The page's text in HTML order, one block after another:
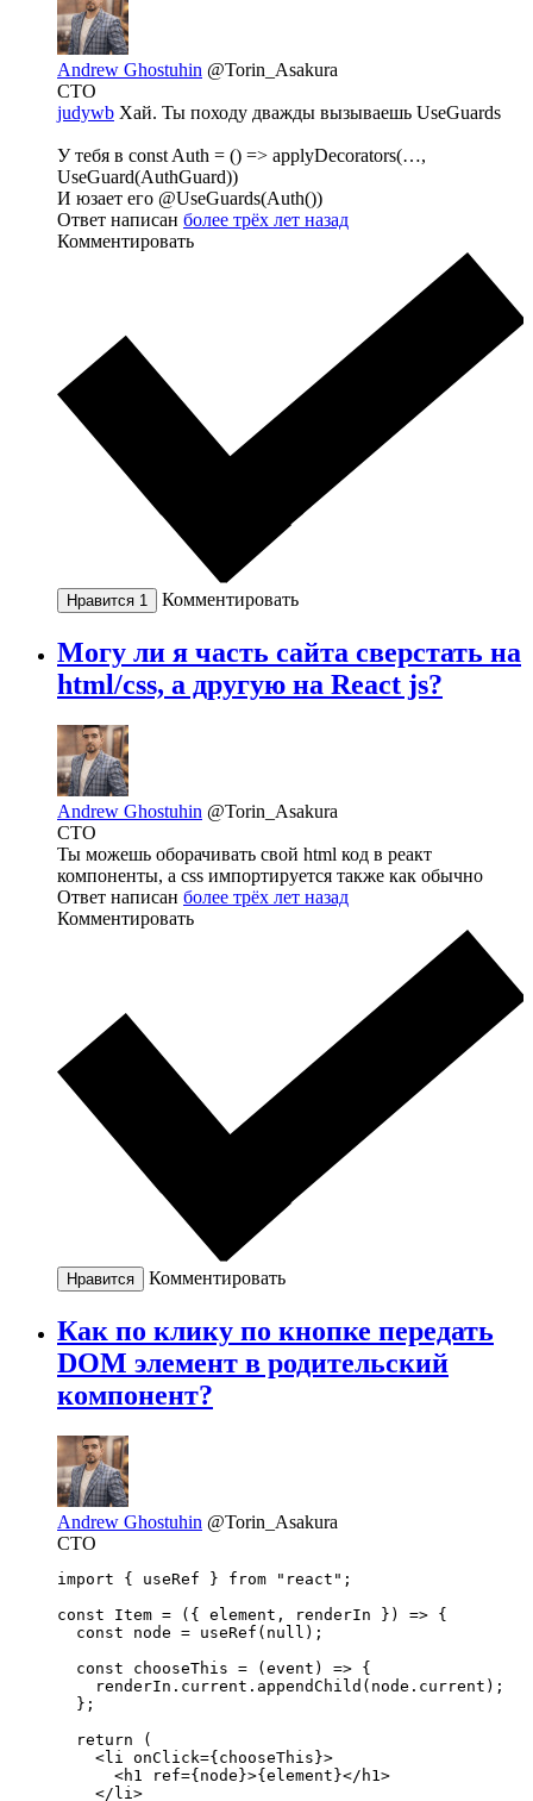
Andrew Ghostuhin @Torin_Asakura
CTO
judywb Хай. Ты походу дважды вызываешь UseGuards
У тебя в const Auth = () => applyDecorators(…,
UseGuard(AuthGuard))
И юзает его @UseGuards(Auth())
Ответ написан более трёх лет назад
Комментировать
Нравится 1 Комментировать
Могу ли я часть сайта сверстать на
html/css, а другую на React js?
Andrew Ghostuhin @Torin_Asakura
CTO
Ты можешь оборачивать свой html код в реакт
компоненты, а css импортируется также как обычно
Ответ написан более трёх лет назад
Комментировать
Нравится Комментировать
Как по клику по кнопке передать
DOM элемент в родительский
компонент?
Andrew Ghostuhin @Torin_Asakura
CTO
import { useRef } from "react";
const Item = ({ element, renderIn }) => {
  const node = useRef(null);
  const chooseThis = (event) => {
    renderIn.current.appendChild(node.current);
  };
  return (
    <li onClick={chooseThis}>
      <h1 ref={node}>{element}</h1>
    </li>